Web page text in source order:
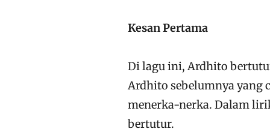
Kesan Pertama
Di lagu ini, Ardhito
Ardhito sebelumnya yang
menerka-nerka. Dalam
bertutur.